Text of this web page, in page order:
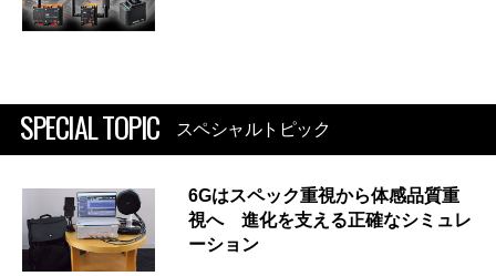
SPECIAL TOPIC スペシャルトピック
6Gはスペック重視から体感品質重
視へ 進化を支える正確なシミュレ
ーション